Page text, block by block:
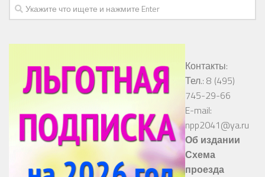
Контакты:
Тел.: 8 (495)
745-29-66
E-mail:
npp2041@ya.ru
Об издании
Схема
проезда